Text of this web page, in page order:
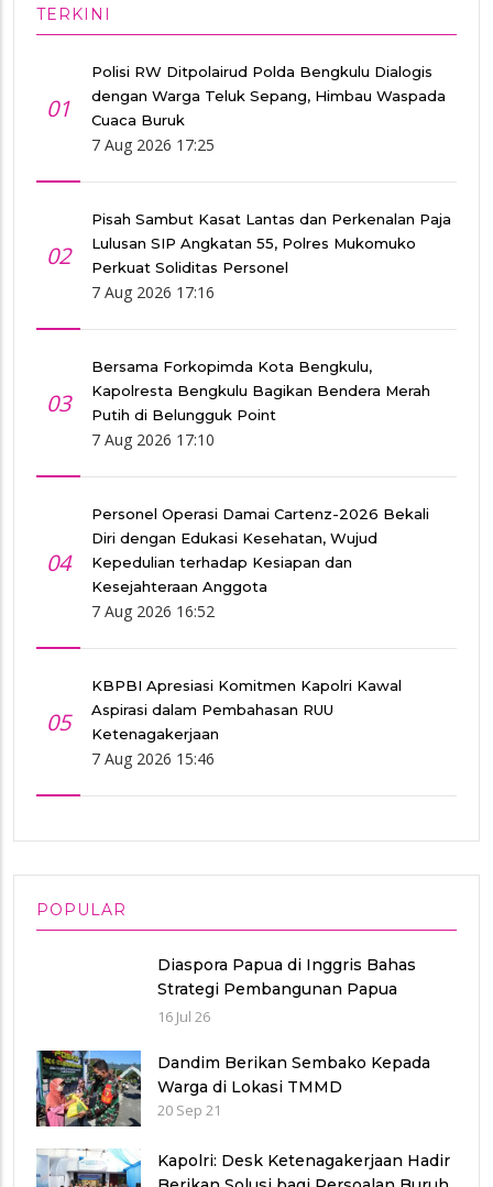
TERKINI
01
Polisi RW Ditpolairud Polda Bengkulu Dialogis
dengan Warga Teluk Sepang, Himbau Waspada
Cuaca Buruk
7 Aug 2026 17:25
02
Pisah Sambut Kasat Lantas dan Perkenalan Paja
Lulusan SIP Angkatan 55, Polres Mukomuko
Perkuat Soliditas Personel
7 Aug 2026 17:16
03
Bersama Forkopimda Kota Bengkulu,
Kapolresta Bengkulu Bagikan Bendera Merah
Putih di Belungguk Point
7 Aug 2026 17:10
04
Personel Operasi Damai Cartenz-2026 Bekali
Diri dengan Edukasi Kesehatan, Wujud
Kepedulian terhadap Kesiapan dan
Kesejahteraan Anggota
7 Aug 2026 16:52
05
KBPBI Apresiasi Komitmen Kapolri Kawal
Aspirasi dalam Pembahasan RUU
Ketenagakerjaan
7 Aug 2026 15:46
POPULAR
Diaspora Papua di Inggris Bahas
Strategi Pembangunan Papua
bersama Mahasiswa Doktoral
16 Jul 26
Dandim Berikan Sembako Kepada
Warga di Lokasi TMMD
20 Sep 21
Kapolri: Desk Ketenagakerjaan Hadir